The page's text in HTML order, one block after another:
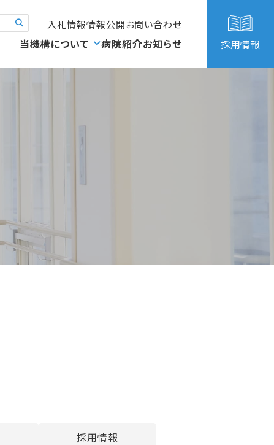
入札情報情報公開お問い合わせ
当機構について 病院紹介お知らせ 採用情報
採用情報